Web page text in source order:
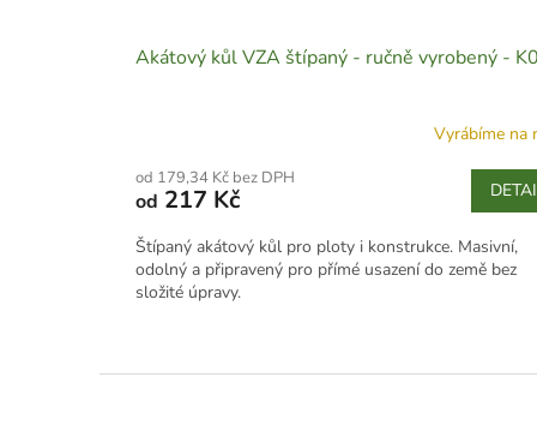
Akátový kůl VZA štípaný - ručně vyrobený -
Vyrábíme na
od 179,34 Kč bez DPH
od 217 Kč
Štípaný akátový kůl pro ploty i konstrukce. Masivní,
odolný a připravený pro přímé usazení do země bez
složité úpravy.